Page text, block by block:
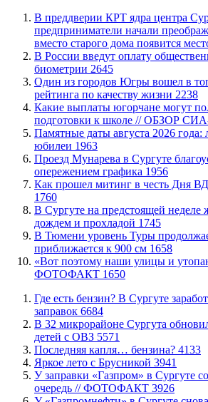
​В преддверии КРТ ядра центра
предприниматели начали
вместо старого дома появится
В России введут оплату
биометрии 2645
Один из городов Югры вошел в
рейтинга по качеству жизни 2238
Какие выплаты югорчане могут
подготовки к школе // ОБЗОР
​Памятные даты августа 2026 года:
юбилеи 1963
​Проезд Мунарева в Сургуте
опережением графика 1956
Как прошел митинг в честь Дня
1760
В Сургуте на предстоящей неделе
дождем и прохладой 1745
В Тюмени уровень Туры
приближается к 900 см 1658
«Вот поэтому наши улицы и
ФОТОФАКТ 1650
​Где есть бензин? В Сургуте
заправок 6684
В 32 микрорайоне Сургута
детей с ОВЗ 5571
​Последняя капля… бензина? 4133
Яркое лето с Брусникой 3941
​У заправки «Газпром» в Сургуте
очередь // ФОТОФАКТ 3926